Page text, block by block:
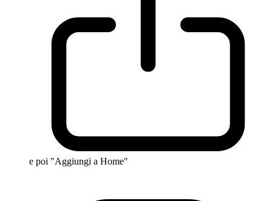
e poi "Aggiungi a Home"